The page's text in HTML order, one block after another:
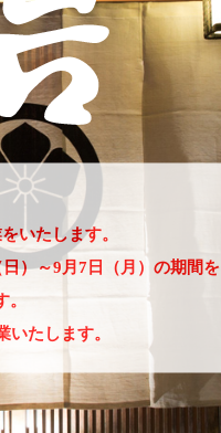
いたします。
）～9月7日（月）の期間を
いたします。